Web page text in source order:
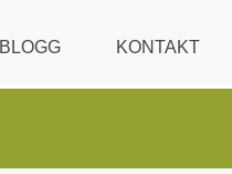
BLOGG KONTAKT